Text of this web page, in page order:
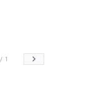
/ 1